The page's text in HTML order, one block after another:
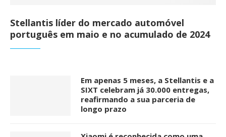
Stellantis líder do mercado automóvel
português em maio e no acumulado de 2024
Em apenas 5 meses, a Stellantis e a
SIXT celebram já 30.000 entregas,
reafirmando a sua parceria de
longo prazo